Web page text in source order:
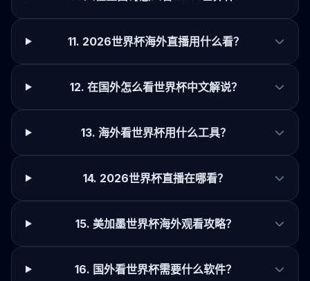
11. 2026世界杯海外直播用什么看？
12. 在国外怎么看世界杯中文解说？
13. 海外看世界杯用什么工具？
14. 2026世界杯直播在哪看？
15. 美加墨世界杯海外观看攻略？
16. 国外看世界杯需要什么软件？